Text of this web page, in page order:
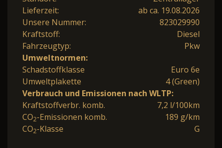
Lieferzeit:
ab ca. 19.08.2026
Unsere Nummer:
823029990
Kraftstoff:
Diesel
Fahrzeugtyp:
Pkw
Umweltnormen:
Schadstoffklasse
Euro 6e
Umweltplakette
4 (Green)
Verbrauch und Emissionen nach WLTP:
Kraftstoffverbr. komb.
7,2 l/100km
CO2-Emissionen komb.
189 g/km
CO2-Klasse G